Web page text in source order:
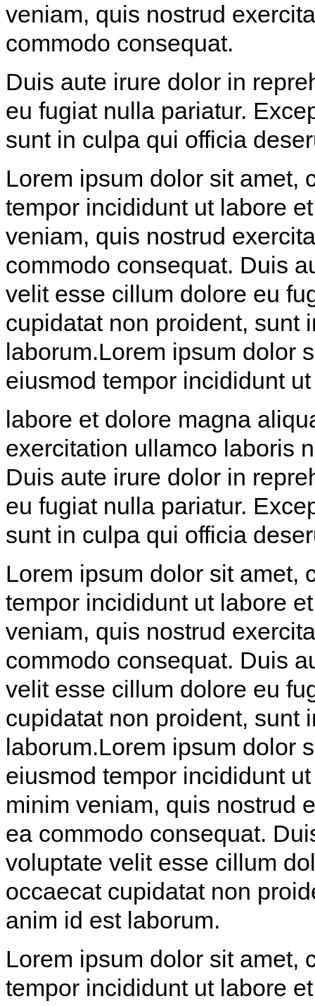
veniam, quis nostrud
commodo consequat.
Duis aute irure dolor in
eu fugiat nulla pariatur.
sunt in culpa qui officia
Lorem ipsum dolor sit amet,
tempor incididunt ut labore
veniam, quis nostrud
commodo consequat. Duis
velit esse cillum dolore eu
cupidatat non proident, sunt
laborum.Lorem ipsum dolor
eiusmod tempor incididunt ut
labore et dolore magna
exercitation ullamco laboris
Duis aute irure dolor in
eu fugiat nulla pariatur.
sunt in culpa qui officia
Lorem ipsum dolor sit amet,
tempor incididunt ut labore
veniam, quis nostrud
commodo consequat. Duis
velit esse cillum dolore eu
cupidatat non proident, sunt
laborum.Lorem ipsum dolor
eiusmod tempor incididunt
minim veniam, quis nostrud
ea commodo consequat.
voluptate velit esse cillum
occaecat cupidatat non
anim id est laborum.
Lorem ipsum dolor sit amet,
tempor incididunt ut labore